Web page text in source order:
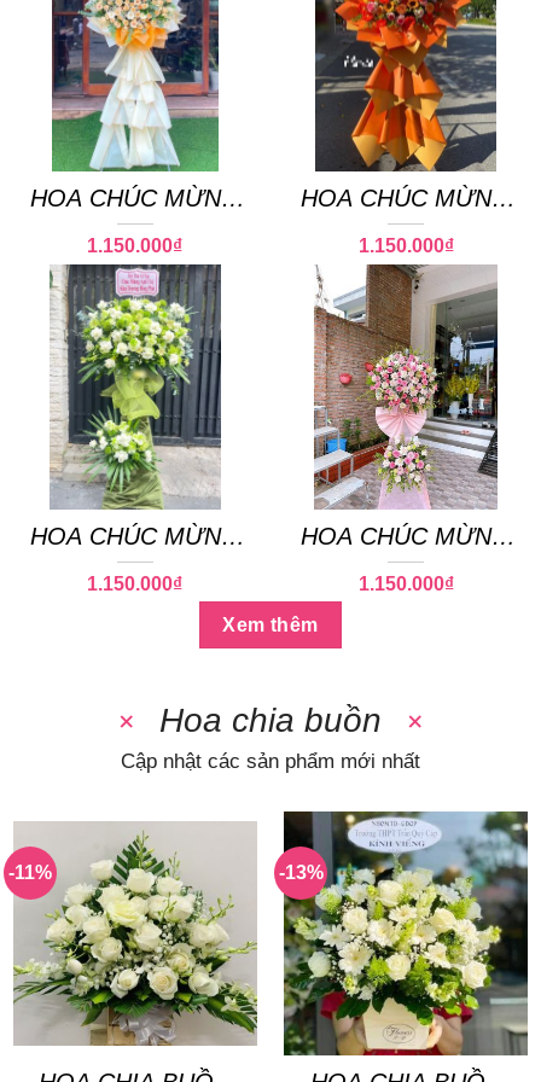
HOA CHÚC MỪNG
107
1.150.000₫
HOA CHÚC MỪNG
121
1.150.000₫
HOA CHÚC MỪNG
101
1.150.000₫
HOA CHÚC MỪNG
91
1.150.000₫
Xem thêm
Hoa chia buồn
Cập nhật các sản phẩm mới nhất
-11% -13%